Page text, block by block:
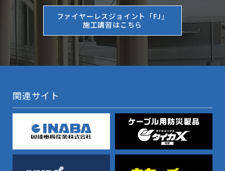
ファイヤーレスジョイント「FJ」
施工講習はこちら
関連サイト